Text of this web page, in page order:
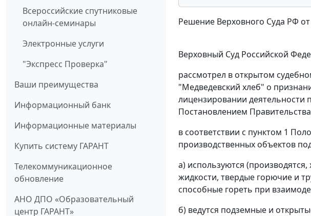
Всероссийские спутниковые
онлайн-семинары
Электронные услуги
"Экспресс Проверка"
Ваши преимущества
Информационный банк
Информационные материалы
Купить систему ГАРАНТ
Телекоммуникационное
обновление
АНО ДПО «Образовательный
центр ГАРАНТ»
Решение Верховного Суда РФ
Верховный Суд Российской
рассмотрел в открытом
"Медведевский хлеб" о
лицензировании деятельности
Постановлением
в соответствии с пунктом 1
производственных объектов
а) используются
жидкости, твердые горючие и
способные гореть при
б) ведутся подземные и